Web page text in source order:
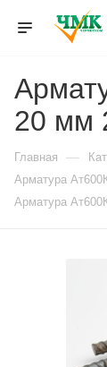
20 мм
Главная —
Арматура
Арматура